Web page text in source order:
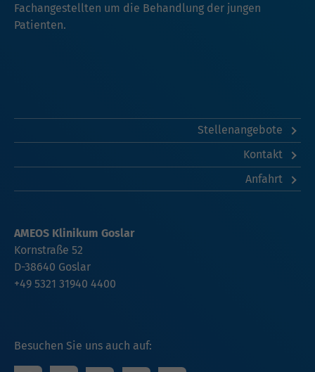
Fachangestellten um die Behandlung der jungen
Patienten.
Stellenangebote
Kontakt
Anfahrt
Besuchen Sie uns auch auf:
AMEOS Klinikum Goslar
Kornstraße 52
D-38640 Goslar
+49 5321 31940 4400